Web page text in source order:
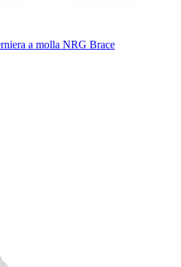
a molla NRG Brace